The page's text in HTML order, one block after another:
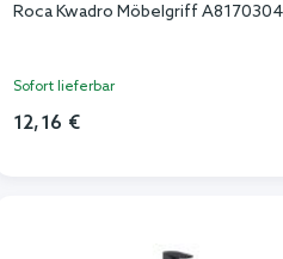
Roca Kwadro Möbelgriff
Sofort lieferbar
12,16 €